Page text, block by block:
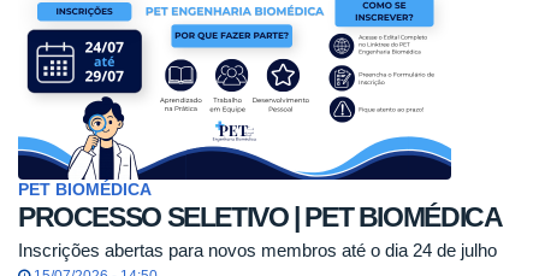
PET BIOMÉDICA
PROCESSO SELETIVO | PET BIOMÉDICA
Inscrições abertas para novos membros até o dia 24 de julho